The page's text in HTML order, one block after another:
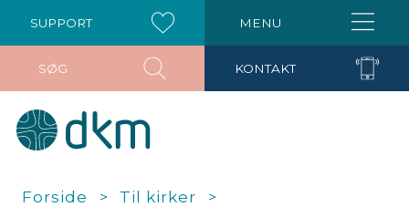
Forside Til kirker
MENU
SUPPORT
SØG KONTAKT